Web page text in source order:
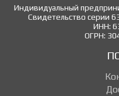
Индивидуальный
Свидетельство серии
ИНН:
ОГРН: